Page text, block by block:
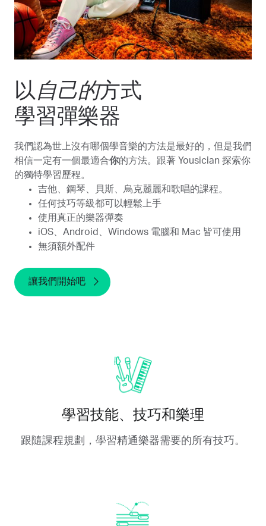
以 自己的方式
學習彈樂器
我們認為世上沒有哪個學音樂的方法是最好的，但是我們
相信一定有一個最適合你的方法。跟著 Yousician 探索你
的獨特學習歷程。
吉他、鋼琴、貝斯、烏克麗麗和歌唱的課程。
任何技巧等級都可以輕鬆上手
使用真正的樂器彈奏
iOS、Android、Windows 電腦和 Mac 皆可使用
無須額外配件
讓我們開始吧
學習技能、技巧和樂理
跟隨課程規劃，學習精通樂器需要的所有技巧。